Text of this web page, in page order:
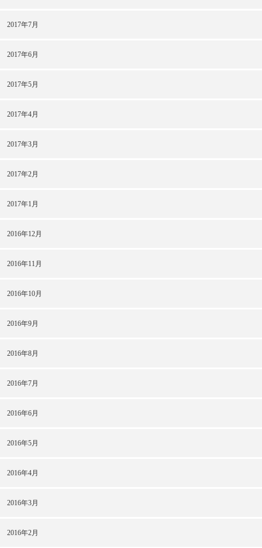
2017年7月
2017年6月
2017年5月
2017年4月
2017年3月
2017年2月
2017年1月
2016年12月
2016年11月
2016年10月
2016年9月
2016年8月
2016年7月
2016年6月
2016年5月
2016年4月
2016年3月
2016年2月